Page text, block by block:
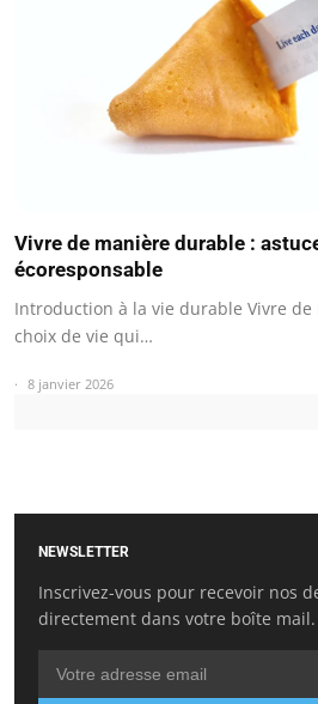
Vivre de manière durable :
écoresponsable
Introduction à la vie durable Vivre
choix de vie qui…
8 janvier 2026
NEWSLETTER
Inscrivez-vous pour recevoir nos
directement dans votre boîte mail.